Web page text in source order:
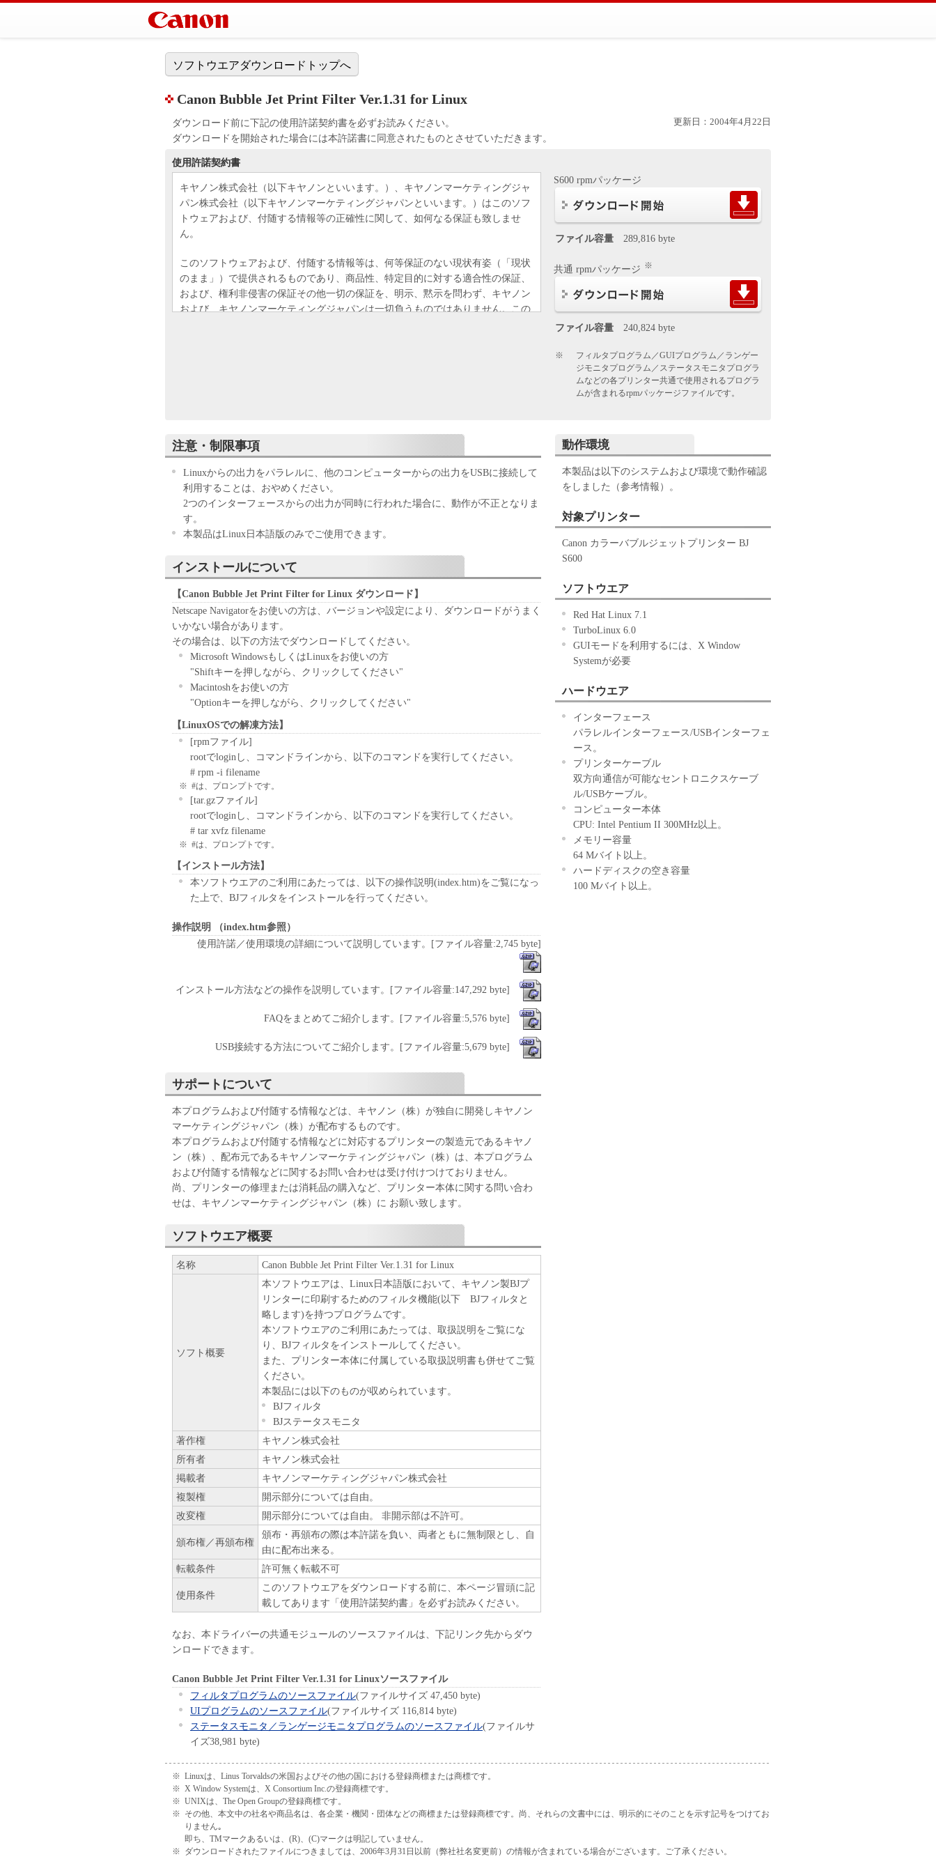
ソフトウエアダウンロードトップへ
Canon Bubble Jet Print Filter Ver.1.31 for Linux
ダウンロード前に下記の使用許諾契約書を必ずお読みください。
ダウンロードを開始された場合には本許諾書に同意されたものとさせていただきます。
更新日：2004年4月22日
使用許諾契約書
キヤノン株式会社（以下キヤノンといいます。）、キヤノンマーケティングジャ
パン株式会社（以下キヤノンマーケティングジャパンといいます。）はこのソフ
トウェアおよび、付随する情報等の正確性に関して、如何なる保証も致しませ
ん。
このソフトウェアおよび、付随する情報等は、何等保証のない現状有姿（「現状
のまま」）で提供されるものであり、商品性、特定目的に対する適合性の保証、
および、権利非侵害の保証その他一切の保証を、明示、黙示を問わず、キヤノン
および、キヤノンマーケティングジャパンは一切負うものではありません。この
報等をダウンロードすることはできません。
本ソフトウェア及び付随する情報等の著作権は、全てキヤノンおよびそのライセ
ンス を受けた企業、機関、あるいは、団体に帰属します。ユーザーは以下の条件
に基づ き、ダウンロードした本ソフトウェアおよび付随する情報等を自由に複
製、改良、使 用し、また第三者に頒布することができます。
つい て、そのバイナリー（オブジェクトコード）をキヤノンの非開示情報
として取扱うものとします。
本ソフトウェア及び付随する情報等は一定の機能および目的を保証するもの
ではありません。 従って、ユーザーは本ソフトウェアおよび付随する情報
等を自らの責任において使用することに同意するものとします。
本ソフトウェア及び付随する情報等は無償でユーザーに提供するものであ
り、ユーザーが本ソフトウェアおよび付随する情報等の使用により生ずる直
接的、間接的もしくは波及効果による損害、データ・ソフトウェアその他無
体財産権に対する損害、使用利益および得べかりし利益の喪失に対してキヤ
ノンおよびキヤノンマーケティングジャパンは何らの保証責任も負わないも
のとします。
ユーザーが本ソフトウェア、または本ソフトウェアを改良したソフトウェ
ア、あるいは、付随する情報等を基にソフトウェアを設計・開発し、その成
果を第三者に頒布する場合には、本使用許諾契約と同等の義務を当該第三者
に負わせるものとします。
S600 rpmパッケージ
ファイル容量 289,816 byte
共通 rpmパッケージ ※
ファイル容量 240,824 byte
※
フィルタプログラム／GUIプログラム／ランゲー
ジモニタプログラム／ステータスモニタプログラ
ムなどの各プリンター共通で使用されるプログラ
ムが含まれるrpmパッケージファイルです。
注意・制限事項
Linuxからの出力をパラレルに、他のコンピューターからの出力をUSBに接続して
利用することは、おやめください。
2つのインターフェースからの出力が同時に行われた場合に、動作が不正となりま
す。
本製品はLinux日本語版のみでご使用できます。
インストールについて
【Canon Bubble Jet Print Filter for Linux ダウンロード】
Netscape Navigatorをお使いの方は、バージョンや設定により、ダウンロードがうまく
いかない場合があります。
その場合は、以下の方法でダウンロードしてください。
Microsoft WindowsもしくはLinuxをお使いの方
"Shiftキーを押しながら、クリックしてください"
Macintoshをお使いの方
"Optionキーを押しながら、クリックしてください"
【LinuxOSでの解凍方法】
[rpmファイル]
rootでloginし、コマンドラインから、以下のコマンドを実行してください。
# rpm -i filename
※ #は、プロンプトです。
[tar.gzファイル]
rootでloginし、コマンドラインから、以下のコマンドを実行してください。
# tar xvfz filename
※ #は、プロンプトです。
【インストール方法】
本ソフトウエアのご利用にあたっては、以下の操作説明(index.htm)をご覧になっ
た上で、BJフィルタをインストールを行ってください。
操作説明 （index.htm参照）
使用許諾／使用環境の詳細について説明しています。[ファイル容量:2,745 byte]
インストール方法などの操作を説明しています。[ファイル容量:147,292 byte]
FAQをまとめてご紹介します。[ファイル容量:5,576 byte]
USB接続する方法についてご紹介します。[ファイル容量:5,679 byte]
サポートについて
本プログラムおよび付随する情報などは、キヤノン（株）が独自に開発しキヤノン
マーケティングジャパン（株）が配布するものです。
本プログラムおよび付随する情報などに対応するプリンターの製造元であるキヤノ
ン（株）、配布元であるキヤノンマーケティングジャパン（株）は、本プログラム
および付随する情報などに関するお問い合わせは受け付けつけておりません。
尚、プリンターの修理または消耗品の購入など、プリンター本体に関する問い合わ
せは、キヤノンマーケティングジャパン（株）に お願い致します。
ソフトウエア概要
名称 Canon Bubble Jet Print Filter Ver.1.31 for Linux
ソフト概要
本ソフトウエアは、Linux日本語版において、キヤノン製BJプ
リンターに印刷するためのフィルタ機能(以下 BJフィルタと
略します)を持つプログラムです。
本ソフトウエアのご利用にあたっては、取扱説明をご覧にな
り、BJフィルタをインストールしてください。
また、プリンター本体に付属している取扱説明書も併せてご覧
ください。
本製品には以下のものが収められています。
BJフィルタ
BJステータスモニタ
著作権
キヤノン株式会社
所有者
キヤノン株式会社
掲載者
キヤノンマーケティングジャパン株式会社
複製権
開示部分については自由。
改変権
開示部分については自由。 非開示部は不許可。
頒布権／再頒布権
頒布・再頒布の際は本許諾を負い、両者ともに無制限とし、自
由に配布出来る。
転載条件
許可無く転載不可
使用条件
このソフトウエアをダウンロードする前に、本ページ冒頭に記
載してあります「使用許諾契約書」を必ずお読みください。
なお、本ドライバーの共通モジュールのソースファイルは、下記リンク先からダウ
ンロードできます。
Canon Bubble Jet Print Filter Ver.1.31 for Linuxソースファイル
フィルタプログラムのソースファイル(ファイルサイズ 47,450 byte)
UIプログラムのソースファイル(ファイルサイズ 116,814 byte)
ステータスモニタ／ランゲージモニタプログラムのソースファイル(ファイルサ
イズ38,981 byte)
動作環境
本製品は以下のシステムおよび環境で動作確認
をしました（参考情報）。
対象プリンター
Canon カラーバブルジェットプリンター BJ
S600
ソフトウエア
Red Hat Linux 7.1
TurboLinux 6.0
GUIモードを利用するには、X Window
Systemが必要
ハードウエア
インターフェース
パラレルインターフェース/USBインターフェ
ース。
プリンターケーブル
双方向通信が可能なセントロニクスケーブ
ル/USBケーブル。
コンピューター本体
CPU: Intel Pentium II 300MHz以上。
メモリー容量
64 Mバイト以上。
ハードディスクの空き容量
100 Mバイト以上。
※ Linuxは、Linus Torvaldsの米国およびその他の国における登録商標または商標です。
※ X Window Systemは、X Consortium Inc.の登録商標です。
※ UNIXは、The Open Groupの登録商標です。
※ その他、本文中の社名や商品名は、各企業・機関・団体などの商標または登録商標です。尚、それらの文書中には、明示的にそのことを示す記号をつけてお
りません｡
即ち、TMマークあるいは、(R)、(C)マークは明記していません。
※ ダウンロードされたファイルにつきましては、2006年3月31日以前（弊社社名変更前）の情報が含まれている場合がございます。ご了承ください。